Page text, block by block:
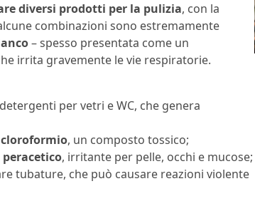
diversi prodotti per la pulizia, con la
combinazioni sono estremamente
– spesso presentata come un
irrita gravemente le vie respiratorie.
per vetri e WC, che genera
cloroformio, un composto tossico;
peracetico, irritante per pelle, occhi e mucose;
tubature, che può causare reazioni violente